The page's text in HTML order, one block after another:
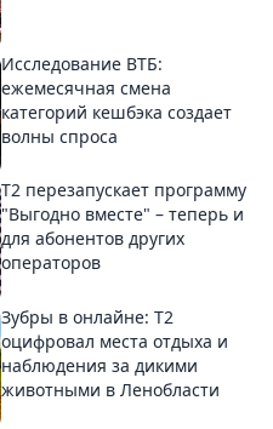
Исследование ВТБ:
ежемесячная смена
категорий кешбэка создает
волны спроса
Т2 перезапускает программу
"Выгодно вместе" – теперь и
для абонентов других
операторов
Зубры в онлайне: Т2
оцифровал места отдыха и
наблюдения за дикими
животными в Ленобласти